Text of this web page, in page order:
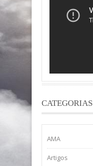
CATEGORIAS
AMA
Artigos